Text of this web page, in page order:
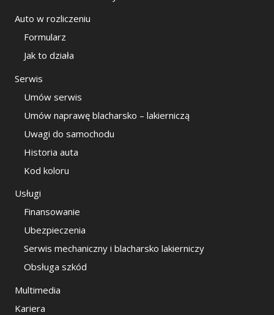
Auto w rozliczeniu
Formularz
Jak to działa
Serwis
Umów serwis
Umów naprawę blacharsko – lakierniczą
Uwagi do samochodu
Historia auta
Kod koloru
Usługi
Finansowanie
Ubezpieczenia
Serwis mechaniczny i blacharsko lakierniczy
Obsługa szkód
Multimedia
Kariera